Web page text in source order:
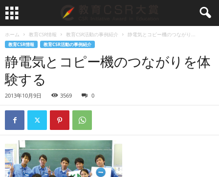
ホーム 教育CSR情報 教育CSR活動の事例紹介 静電気とコピー機のつながり...
教育CSR情報 教育CSR活動の事例紹介
静電気とコピー機のつながりを体
験する
2013年10月9日 3569 0